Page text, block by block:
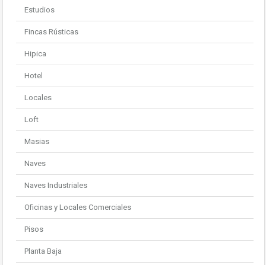
Estudios
Fincas Rústicas
Hipica
Hotel
Locales
Loft
Masias
Naves
Naves Industriales
Oficinas y Locales Comerciales
Pisos
Planta Baja